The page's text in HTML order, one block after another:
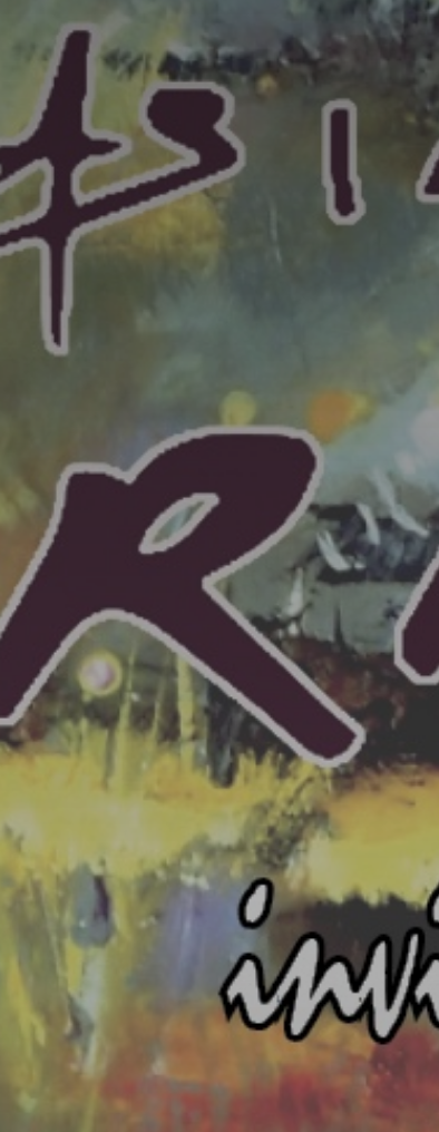
Adresse email*
Nom
Prénom
Statut / Organisation
J'accepte les
Adresse email*
Nom
Prénom
J'accepte lestermes et conditions
* Champ obligatoire